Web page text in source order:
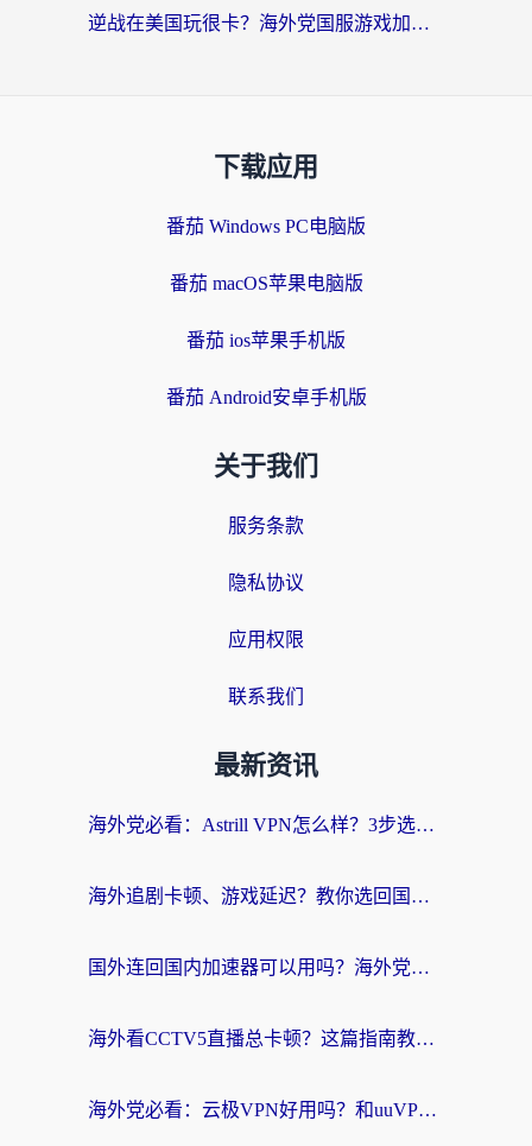
逆战在美国玩很卡？海外党国服游戏加速终极指南（附DNF宝可梦加速技巧）
下载应用
番茄 Windows PC电脑版
番茄 macOS苹果电脑版
番茄 ios苹果手机版
番茄 Android安卓手机版
关于我们
服务条款
隐私协议
应用权限
联系我们
最新资讯
海外党必看：Astrill VPN怎么样？3步选对回国加速器实现无缝刷剧玩游戏
海外追剧卡顿、游戏延迟？教你选回国加速器，附免费加速器试用一小时福利
国外连回国内加速器可以用吗？海外党亲测实用指南，解决追剧游戏卡顿难题
海外看CCTV5直播总卡顿？这篇指南教你选对回国加速器，无缝刷国内资源
海外党必看：云极VPN好用吗？和uuVPN对比哪个回国效果更好？附真实体验+避坑指南